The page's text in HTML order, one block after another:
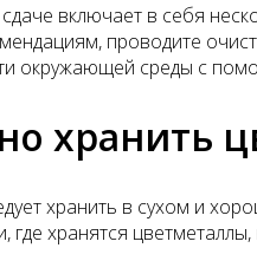
включает в себя
проводите
окружающей среды с
хранить
хранить в сухом и
хранятся цветметаллы,